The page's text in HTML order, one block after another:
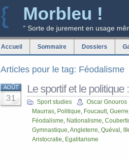
Morbleu !
“ Sorte de jurement en usage
Accueil Sommaire Dossiers
Articles pour le tag: Féodalisme
AOÛT
31
Le sportif et le politique
Sport studies
Oscar Gnouros
Maurras, Politique, Foucault, Guerre
Féodalisme, Nationalisme,
Gymnastique,Angleterre, Quéval ,
Aristocratie, Egalitarisme